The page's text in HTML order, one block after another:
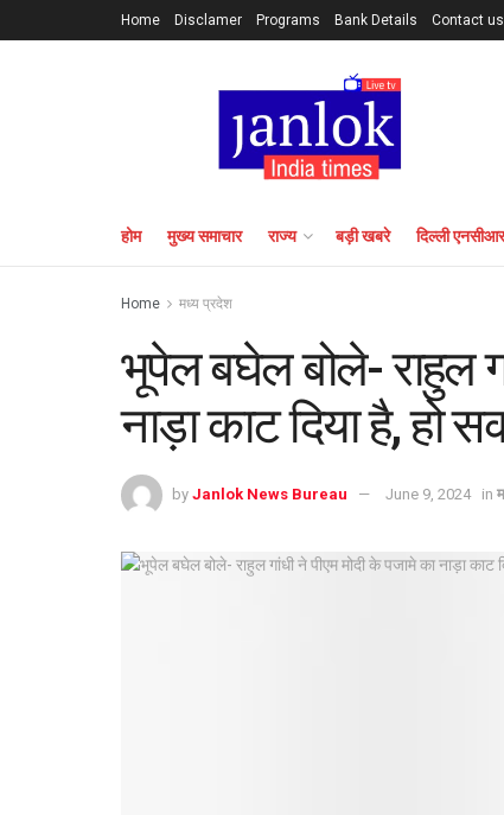
Home Disclamer Programs Bank Details Contact us
होम मुख्य समाचार राज्य बड़ी खबरे दिल्ली एनसीआर
Home मध्य प्रदेश
भूपेल बघेल बोले- राहुल
नाड़ा काट दिया है, हो
by Janlok News Bureau June 9, 2024 in